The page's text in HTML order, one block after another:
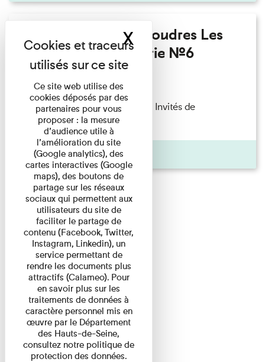
Fanny Taillandier - Foudres Les
Invités de l’Imprimerie n°6
Lecture
Fanny Taillandier – Foudres Les Invités de
l’Imprimerie n°6 Lecture ...
Pages
Ce site web utilise des
cookies déposés par des
partenaires pour vous
proposer : la mesure
d’audience utile à
l’amélioration du site
(Google analytics), des
cartes interactives (Google
maps), des boutons de
partage sur les réseaux
sociaux qui permettent aux
utilisateurs du site de
faciliter le partage de
contenu (Facebook, Twitter,
Instagram, Linkedin), un
service permettant de
rendre les documents plus
attractifs (Calameo). Pour
en savoir plus sur les
traitements de données à
caractère personnel mis en
œuvre par le Département
des Hauts-de-Seine,
consultez notre politique de
protection des données.
XMasquer le